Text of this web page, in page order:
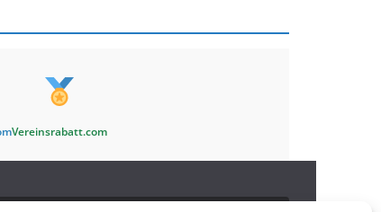
Vereinsrabatt.com